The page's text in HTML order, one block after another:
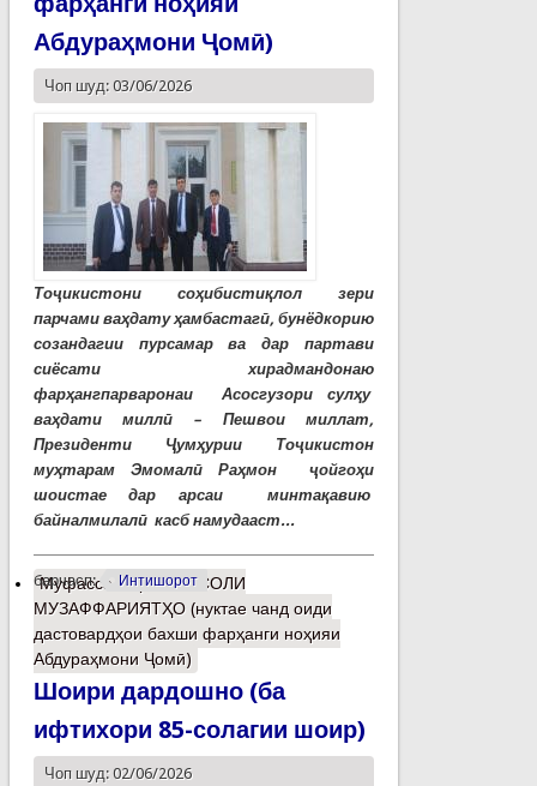
Абдураҳмони Ҷомӣ)
Чоп шуд: 03/06/2026
Тоҷикистони соҳибистиқлол зери
парчами ваҳдату ҳамбастагӣ, бунёдкорию
созандагии пурсамар ва дар партави
сиёсати хирадмандонаю
фарҳангпарваронаи Асосгузори сулҳу
ваҳдати миллӣ – Пешвои миллат,
Президенти Ҷумҳурии Тоҷикистон
муҳтарам Эмомалӣ Раҳмон ҷойгоҳи
шоистае дар арсаи минтақавию
байналмилалӣ касб намудааст...
барчасп: Интишорот
Муфассалтаро 35- СОЛИ
МУЗАФФАРИЯТҲО (нуктае чанд оиди
дастовардҳои бахши фарҳанги ноҳияи
Абдураҳмони Ҷомӣ)
Шоири дардошно (ба
ифтихори 85-солагии шоир)
Чоп шуд: 02/06/2026